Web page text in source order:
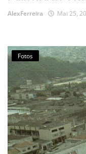
AlexFerreira Mai 25,
Fotos